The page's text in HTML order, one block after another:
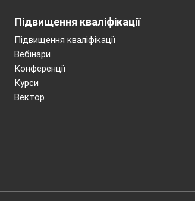
Підвищення кваліфікації
Підвищення кваліфікації
Вебінари
Конференції
Курси
Вектор